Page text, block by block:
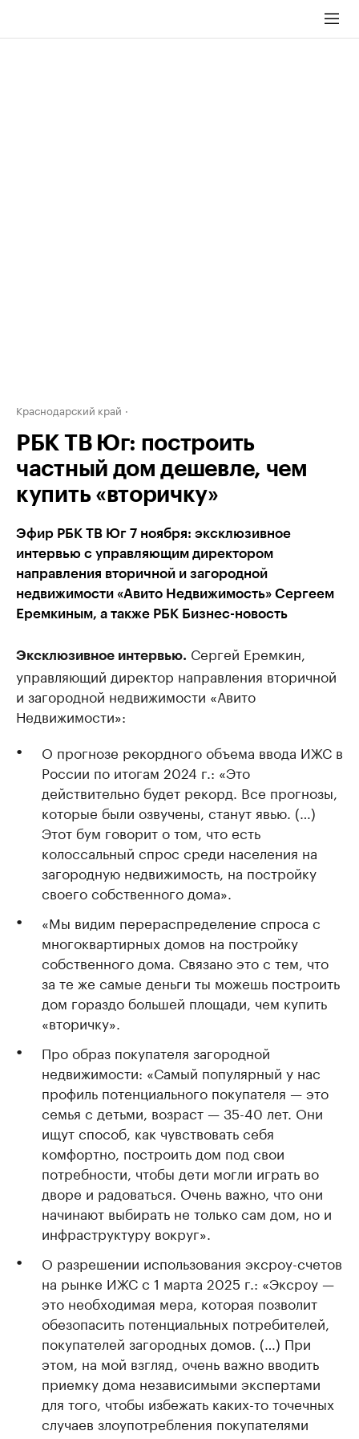
Краснодарский край
РБК ТВ Юг: построить
частный дом дешевле, чем
купить «вторичку»
Эфир РБК ТВ Юг 7 ноября: эксклюзивное
интервью с управляющим директором
направления вторичной и загородной
недвижимости «Авито Недвижимость» Сергеем
Еремкиным, а также РБК Бизнес-новость
Эксклюзивное интервью. Сергей Еремкин,
управляющий директор направления вторичной
и загородной недвижимости «Авито
Недвижимости»:
О прогнозе рекордного объема ввода ИЖС в
России по итогам 2024 г.: «Это
действительно будет рекорд. Все прогнозы,
которые были озвучены, станут явью. (…)
Этот бум говорит о том, что есть
колоссальный спрос среди населения на
загородную недвижимость, на постройку
своего собственного дома».
«Мы видим перераспределение спроса с
многоквартирных домов на постройку
собственного дома. Связано это с тем, что
за те же самые деньги ты можешь построить
дом гораздо большей площади, чем купить
«вторичку».
Про образ покупателя загородной
недвижимости: «Самый популярный у нас
профиль потенциального покупателя — это
семья с детьми, возраст — 35-40 лет. Они
ищут способ, как чувствовать себя
комфортно, построить дом под свои
потребности, чтобы дети могли играть во
дворе и радоваться. Очень важно, что они
начинают выбирать не только сам дом, но и
инфраструктуру вокруг».
О разрешении использования эксроу-счетов
на рынке ИЖС с 1 марта 2025 г.: «Эксроу —
это необходимая мера, которая позволит
обезопасить потенциальных потребителей,
покупателей загородных домов. (…) При
этом, на мой взгляд, очень важно вводить
приемку дома независимыми экспертами
для того, чтобы избежать каких-то точечных
случаев злоупотребления покупателями